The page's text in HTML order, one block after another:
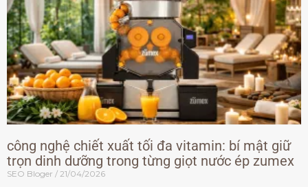
công nghệ chiết xuất tối đa vitamin: bí mật giữ
trọn dinh dưỡng trong từng giọt nước ép zumex
SEO Bloger 21/04/2026